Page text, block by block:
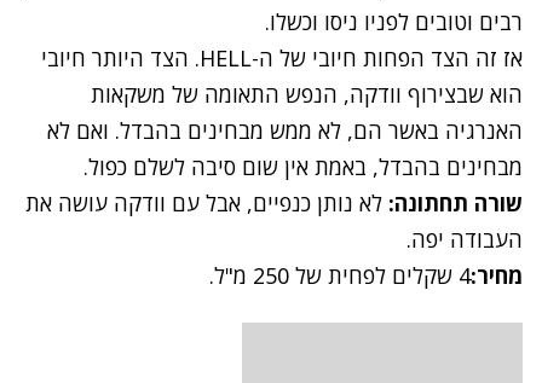
רבים וטובים לפניו ניסו וכשלו.
אז זה הצד הפחות חיובי של ה-HELL. הצד היותר חיובי
הוא שבצירוף וודקה, הנפש התאומה של משקאות
האנרגיה באשר הם, לא ממש מבחינים בהבדל. ואם לא
מבחינים בהבדל, באמת אין שום סיבה לשלם כפול.
שורה תחתונה: לא נותן כנפיים, אבל עם וודקה עושה את
העבודה יפה.
מחיר:4 שקלים לפחית של 250 מ"ל.